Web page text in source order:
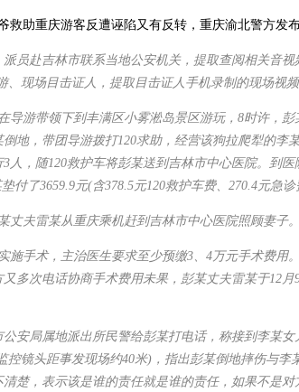
救助重庆游客反遭诬陷又有反转，重庆渝北警方发
派员赴吉林市联系当地公安机关，提取查阅相关音
、现场目击证人，提取目击证人手机录制的现场视
导游带领下到丰满区小雾淞岛景区游玩，8时许，
地，带团导游拨打120求助，经营该狗拉爬犁的李
人，随120救护车将彭某送到吉林市中心医院。到
付了3659.9元(含378.5元120救护车费、270.4元急诊
丈夫雷某从重庆乘机赶到吉林市中心医院照顾妻子。
施手术，主治医生要求至少预缴3、4万元手术费用
多次电话协商手术费用未果，彭某丈夫雷某于12
公安局属地派出所民警给彭某打电话，称接到李某
控镜头距事发现场约40米)，指出彭某倒地摔伤与
楚，表示该是谁的责任就是谁的责任，如果不是